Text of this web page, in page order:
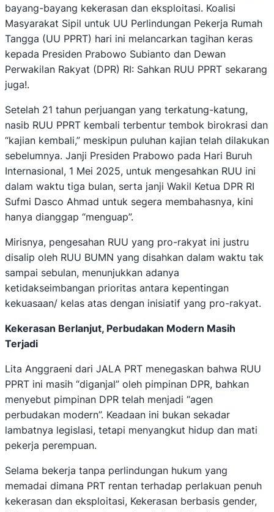
bayang-bayang kekerasan dan eksploitasi. Koalisi
Masyarakat Sipil untuk UU Perlindungan Pekerja Rumah
Tangga (UU PPRT) hari ini melancarkan tagihan keras
kepada Presiden Prabowo Subianto dan Dewan
Perwakilan Rakyat (DPR) RI: Sahkan RUU PPRT sekarang
juga!.
Setelah 21 tahun perjuangan yang terkatung-katung,
nasib RUU PPRT kembali terbentur tembok birokrasi dan
“kajian kembali,” meskipun puluhan kajian telah dilakukan
sebelumnya. Janji Presiden Prabowo pada Hari Buruh
Internasional, 1 Mei 2025, untuk mengesahkan RUU ini
dalam waktu tiga bulan, serta janji Wakil Ketua DPR RI
Sufmi Dasco Ahmad untuk segera membahasnya, kini
hanya dianggap “menguap”.
Mirisnya, pengesahan RUU yang pro-rakyat ini justru
disalip oleh RUU BUMN yang disahkan dalam waktu tak
sampai sebulan, menunjukkan adanya
ketidakseimbangan prioritas antara kepentingan
kekuasaan/ kelas atas dengan inisiatif yang pro-rakyat.
Kekerasan Berlanjut, Perbudakan Modern Masih
Terjadi
Lita Anggraeni dari JALA PRT menegaskan bahwa RUU
PPRT ini masih “diganjal” oleh pimpinan DPR, bahkan
menyebut pimpinan DPR telah menjadi “agen
perbudakan modern”. Keadaan ini bukan sekadar
lambatnya legislasi, tetapi menyangkut hidup dan mati
pekerja perempuan.
Selama bekerja tanpa perlindungan hukum yang
memadai dimana PRT rentan terhadap perlakuan penuh
kekerasan dan eksploitasi, Kekerasan berbasis gender,